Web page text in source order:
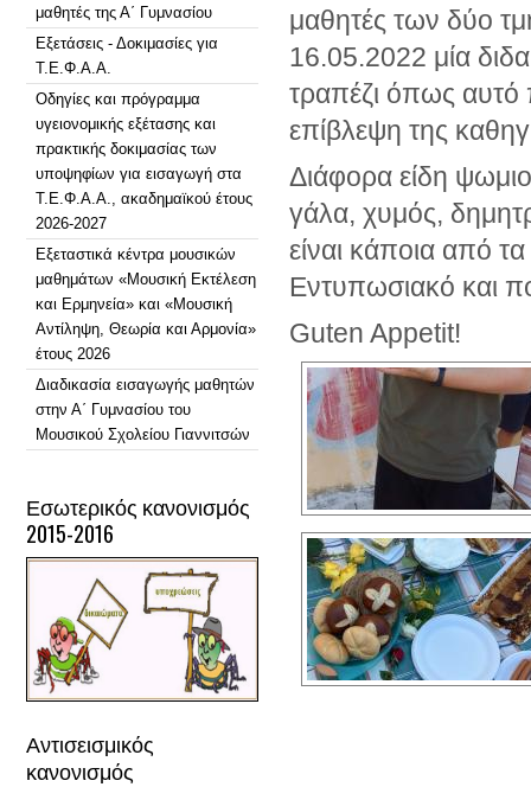
μαθητές της Α΄ Γυμνασίου
Εξετάσεις - Δοκιμασίες για
Τ.Ε.Φ.Α.Α.
Οδηγίες και πρόγραμμα
υγειονομικής εξέτασης και
πρακτικής δοκιμασίας των
υποψηφίων για εισαγωγή στα
Τ.Ε.Φ.Α.Α., ακαδημαϊκού έτους
2026-2027
Εξεταστικά κέντρα μουσικών
μαθημάτων «Μουσική Εκτέλεση
και Ερμηνεία» και «Μουσική
Αντίληψη, Θεωρία και Αρμονία»
έτους 2026
Διαδικασία εισαγωγής μαθητών
στην Α΄ Γυμνασίου του
Μουσικού Σχολείου Γιαννιτσών
Εσωτερικός κανονισμός
2015-2016
Αντισεισμικός
κανονισμός
μαθητές των δύο
16.05.2022 μία
τραπέζι όπως αυτό
επίβλεψη της
Διάφορα είδη
γάλα, χυμός,
είναι κάποια από
Εντυπωσιακό και
Guten Appetit!